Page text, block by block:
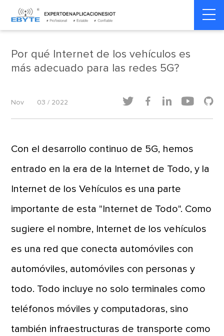
Home > Transporte Inteligente Transporte Inteligente
Por qué Internet de los vehículos es
más adecuado para las redes 5G?
Nov 03 / 2022     
Con el desarrollo continuo de 5G, hemos
entrado en la era de la Internet de Todo, y la
Internet de los Vehículos es una parte
importante de esta "Internet de Todo". Como
sugiere el nombre, Internet de los vehículos
es una red que conecta automóviles con
automóviles, automóviles con personas y
todo. Todo incluye no solo terminales como
teléfonos móviles y computadoras, sino
también infraestructuras de transporte como